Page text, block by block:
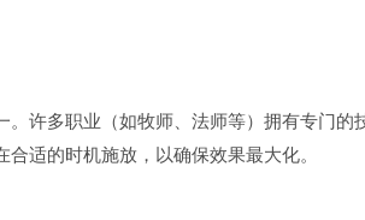
许多职业（如牧师、法师等）拥有专门的
适的时机施放，以确保效果最大化。